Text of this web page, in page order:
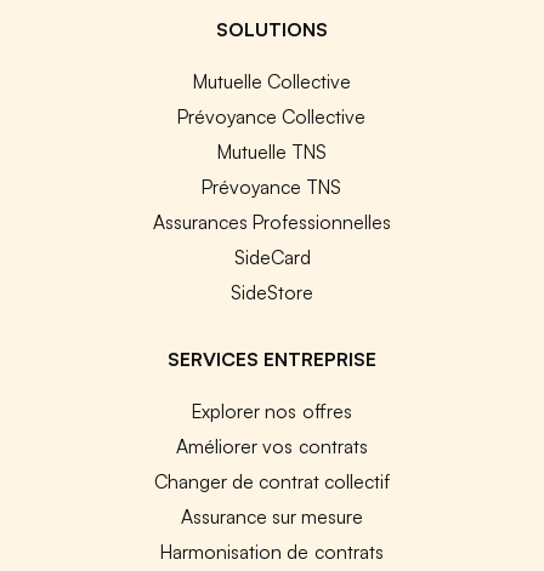
SOLUTIONS
Mutuelle Collective
Prévoyance Collective
Mutuelle TNS
Prévoyance TNS
Assurances Professionnelles
SideCard
SideStore
SERVICES ENTREPRISE
Explorer nos offres
Améliorer vos contrats
Changer de contrat collectif
Assurance sur mesure
Harmonisation de contrats